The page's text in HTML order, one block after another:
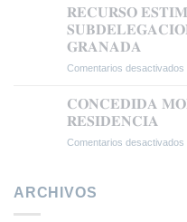
𝐑𝐄𝐂𝐔𝐑𝐒𝐎
𝐆𝐑𝐀𝐍𝐀𝐃𝐀
Comentarios desactivados
𝐂𝐎𝐍𝐂𝐄𝐃𝐈𝐃𝐀
𝐑𝐄𝐒𝐈𝐃𝐄𝐍𝐂𝐈𝐀
Comentarios desactivados
ARCHIVOS